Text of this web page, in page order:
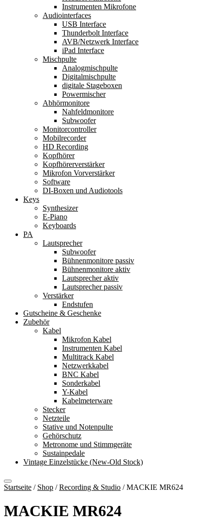
Instrumenten Mikrofone
Audiointerfaces
USB Interface
Thunderbolt Interface
AVB/Netzwerk Interface
iPad Interface
Mischpulte
Analogmischpulte
Digitalmischpulte
digitale Stageboxen
Powermischer
Abhörmonitore
Nahfeldmonitore
Subwoofer
Monitorcontroller
Mobilrecorder
HD Recording
Kopfhörer
Kopfhörerverstärker
Mikrofon Vorverstärker
Software
DI-Boxen und Audiotools
Keys
Synthesizer
E-Piano
Keyboards
PA
Lautsprecher
Subwoofer
Bühnenmonitore passiv
Bühnenmonitore aktiv
Lautsprecher aktiv
Lautsprecher passiv
Verstärker
Endstufen
Gutscheine & Geschenke
Zubehör
Kabel
Mikrofon Kabel
Instrumenten Kabel
Multitrack Kabel
Netzwerkkabel
BNC Kabel
Sonderkabel
Y-Kabel
Kabelmeterware
Stecker
Netzteile
Stative und Notenpulte
Gehörschutz
Metronome und Stimmgeräte
Sustainpedale
Vintage Einzelstücke (New-Old Stock)
Startseite / Shop /Recording & Studio /MACKIE MR624
MACKIE MR624